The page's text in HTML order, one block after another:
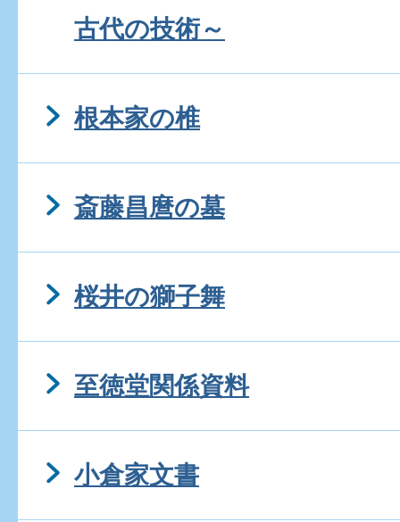
古代の技術～
根本家の椎
斎藤昌麿の墓
桜井の獅子舞
至徳堂関係資料
小倉家文書